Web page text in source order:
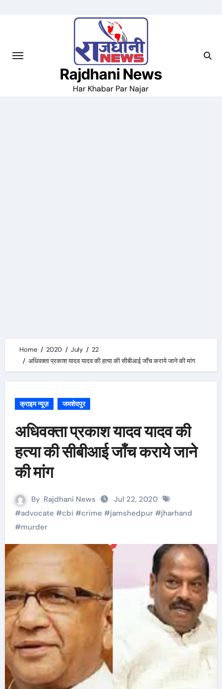
Rajdhani News
Har Khabar Par Najar
Home 2020 July
22
अधिवक्ता प्रकाश यादव यादव की हत्या की सीबीआई जाँच कराये जाने की मांग
क्राइम न्यूज़ जमशेदपुर
अधिवक्ता प्रकाश यादव यादव की
हत्या की सीबीआई जाँच कराये जाने
की मांग
By Rajdhani News
Jul 22, 2020
#advocate #cbi #crime #jamshedpur#jharhand
#murder